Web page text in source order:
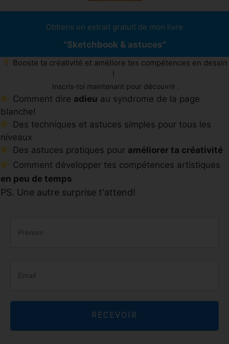
Obtiens un extrait gratuit de mon livre
"Sketchbook & astuces"
Booste ta créativité et améliore tes compétences en dessin
!
Inscris-toi maintenant pour découvrir :
Comment dire adieu au syndrome de la page
blanche!
Des techniques et astuces simples pour tous les
niveaux
Des astuces pratiques pour améliorer ta créativité
Comment développer tes compétences artistiques
en peu de temps
PS. Une autre surprise t'attend!
RECEVOIR